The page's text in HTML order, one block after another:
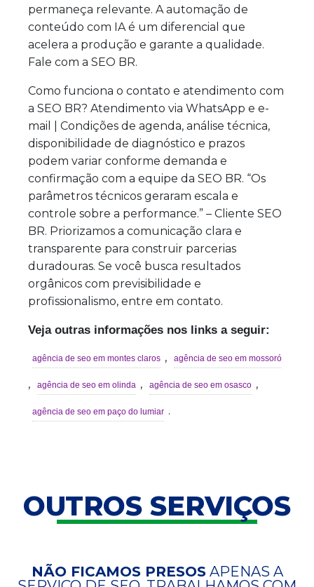
permaneça relevante. A automação de
conteúdo com IA é um diferencial que
acelera a produção e garante a qualidade.
Fale com a SEO BR.
Como funciona o contato e atendimento com
a SEO BR? Atendimento via WhatsApp e e-
mail | Condições de agenda, análise técnica,
disponibilidade de diagnóstico e prazos
podem variar conforme demanda e
confirmação com a equipe da SEO BR. “Os
parâmetros técnicos geraram escala e
controle sobre a performance.” – Cliente SEO
BR. Priorizamos a comunicação clara e
transparente para construir parcerias
duradouras. Se você busca resultados
orgânicos com previsibilidade e
profissionalismo, entre em contato.
Veja outras informações nos links a seguir:
agência de seo em montes claros , agência de seo em mossoró
, agência de seo em olinda , agência de seo em osasco ,
agência de seo em paço do lumiar .
OUTROS SERVIÇOS
NÃO FICAMOS PRESOSAPENAS A